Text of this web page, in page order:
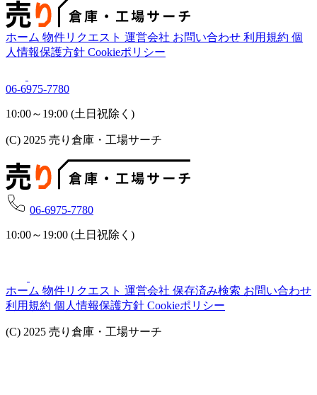
ホーム 物件リクエスト 運営会社 お問い合わせ 利用規約 個
人情報保護方針 Cookieポリシー
06-6975-7780
10:00～19:00 (土日祝除く)
(C) 2025 売り倉庫・工場サーチ
06-6975-7780
10:00～19:00 (土日祝除く)
ホーム 物件リクエスト 運営会社 保存済み検索 お問い合わせ
利用規約 個人情報保護方針 Cookieポリシー
(C) 2025 売り倉庫・工場サーチ